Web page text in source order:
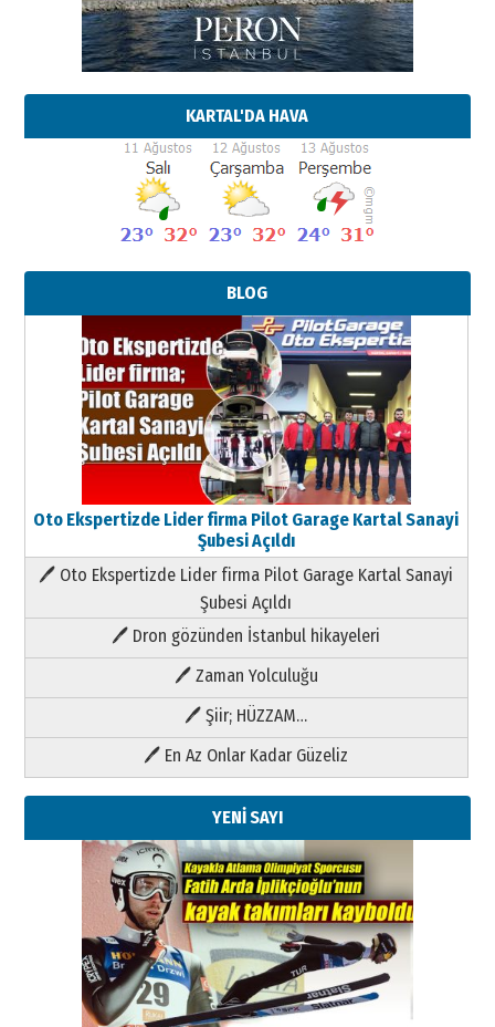
KARTAL'DA HAVA
BLOG
Oto Ekspertizde Lider firma Pilot Garage Kartal Sanayi
Şubesi Açıldı
🖊 Oto Ekspertizde Lider firma Pilot Garage Kartal Sanayi
Şubesi Açıldı
🖊 Dron gözünden İstanbul hikayeleri
🖊 Zaman Yolculuğu
🖊 Şiir; HÜZZAM…
🖊 En Az Onlar Kadar Güzeliz
YENİ SAYI
Kenan GÜLERCİ